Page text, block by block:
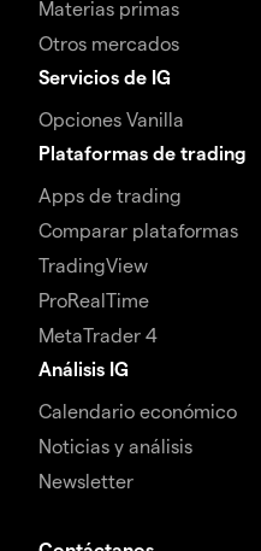
Materias primas
Otros mercados
Servicios de IG
Opciones Vanilla
Plataformas de trading
Apps de trading
Comparar plataformas
TradingView
ProRealTime
MetaTrader 4
Análisis IG
Calendario económico
Noticias y análisis
Newsletter